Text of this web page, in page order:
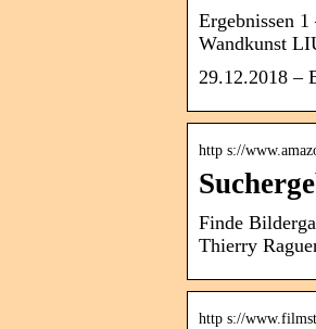
Ergebnissen
Wandkunst
29.12.2018 –
http s://
Finde
Thierry
http s://